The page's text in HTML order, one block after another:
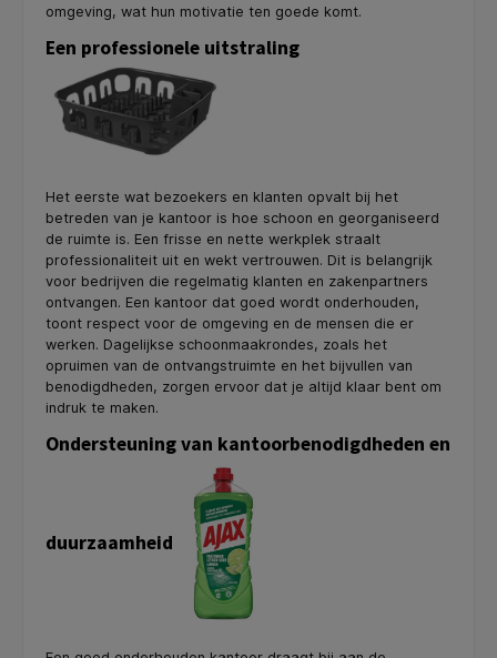
omgeving, wat hun motivatie ten goede komt.
Een professionele uitstraling
Het eerste wat bezoekers en klanten opvalt bij het
betreden van je kantoor is hoe schoon en georganiseerd
de ruimte is. Een frisse en nette werkplek straalt
professionaliteit uit en wekt vertrouwen. Dit is belangrijk
voor bedrijven die regelmatig klanten en zakenpartners
ontvangen. Een kantoor dat goed wordt onderhouden,
toont respect voor de omgeving en de mensen die er
werken. Dagelijkse schoonmaakrondes, zoals het
opruimen van de ontvangstruimte en het bijvullen van
benodigdheden, zorgen ervoor dat je altijd klaar bent om
indruk te maken.
Ondersteuning van kantoorbenodigdheden en
duurzaamheid